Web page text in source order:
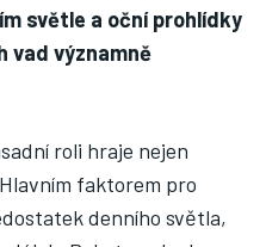
světle a oční prohlídky
vad významně
roli hraje nejen
faktorem pro
denního světla,